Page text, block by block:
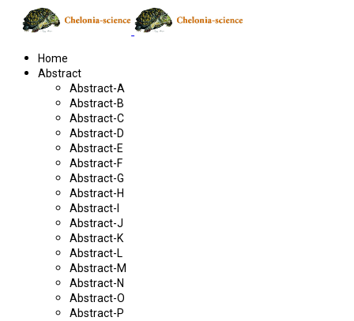
Home
Abstract
Abstract-A
Abstract-B
Abstract-C
Abstract-D
Abstract-E
Abstract-F
Abstract-G
Abstract-H
Abstract-I
Abstract-J
Abstract-K
Abstract-L
Abstract-M
Abstract-N
Abstract-O
Abstract-P